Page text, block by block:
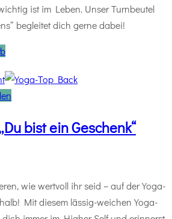
ist im Leben. Unser Turnbeutel
begleitet dich gerne dabei!
bist ein Geschenk“
wie wertvoll ihr seid – auf der Yoga-
Mit diesem lässig-weichen Yoga-